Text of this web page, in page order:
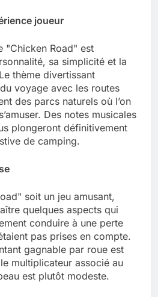
joueur
"Chicken Road" est
sa simplicité et la
thème divertissant
voyage avec les routes
des parcs naturels où l’on
Des notes musicales
plongeront définitivement
de camping.
soit un jeu amusant,
quelques aspects qui
conduire à une perte
pas prises en compte.
gagnable par roue est
multiplicateur associé au
est plutôt modeste.